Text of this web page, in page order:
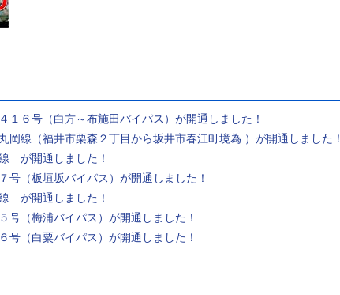
６号（白方～布施田バイパス）が開通しました！
線（福井市栗森２丁目から坂井市春江町境為 ）が開通しました！
が開通しました！
（板垣坂バイパス）が開通しました！
が開通しました！
（梅浦バイパス）が開通しました！
白粟バイパス）が開通しました！